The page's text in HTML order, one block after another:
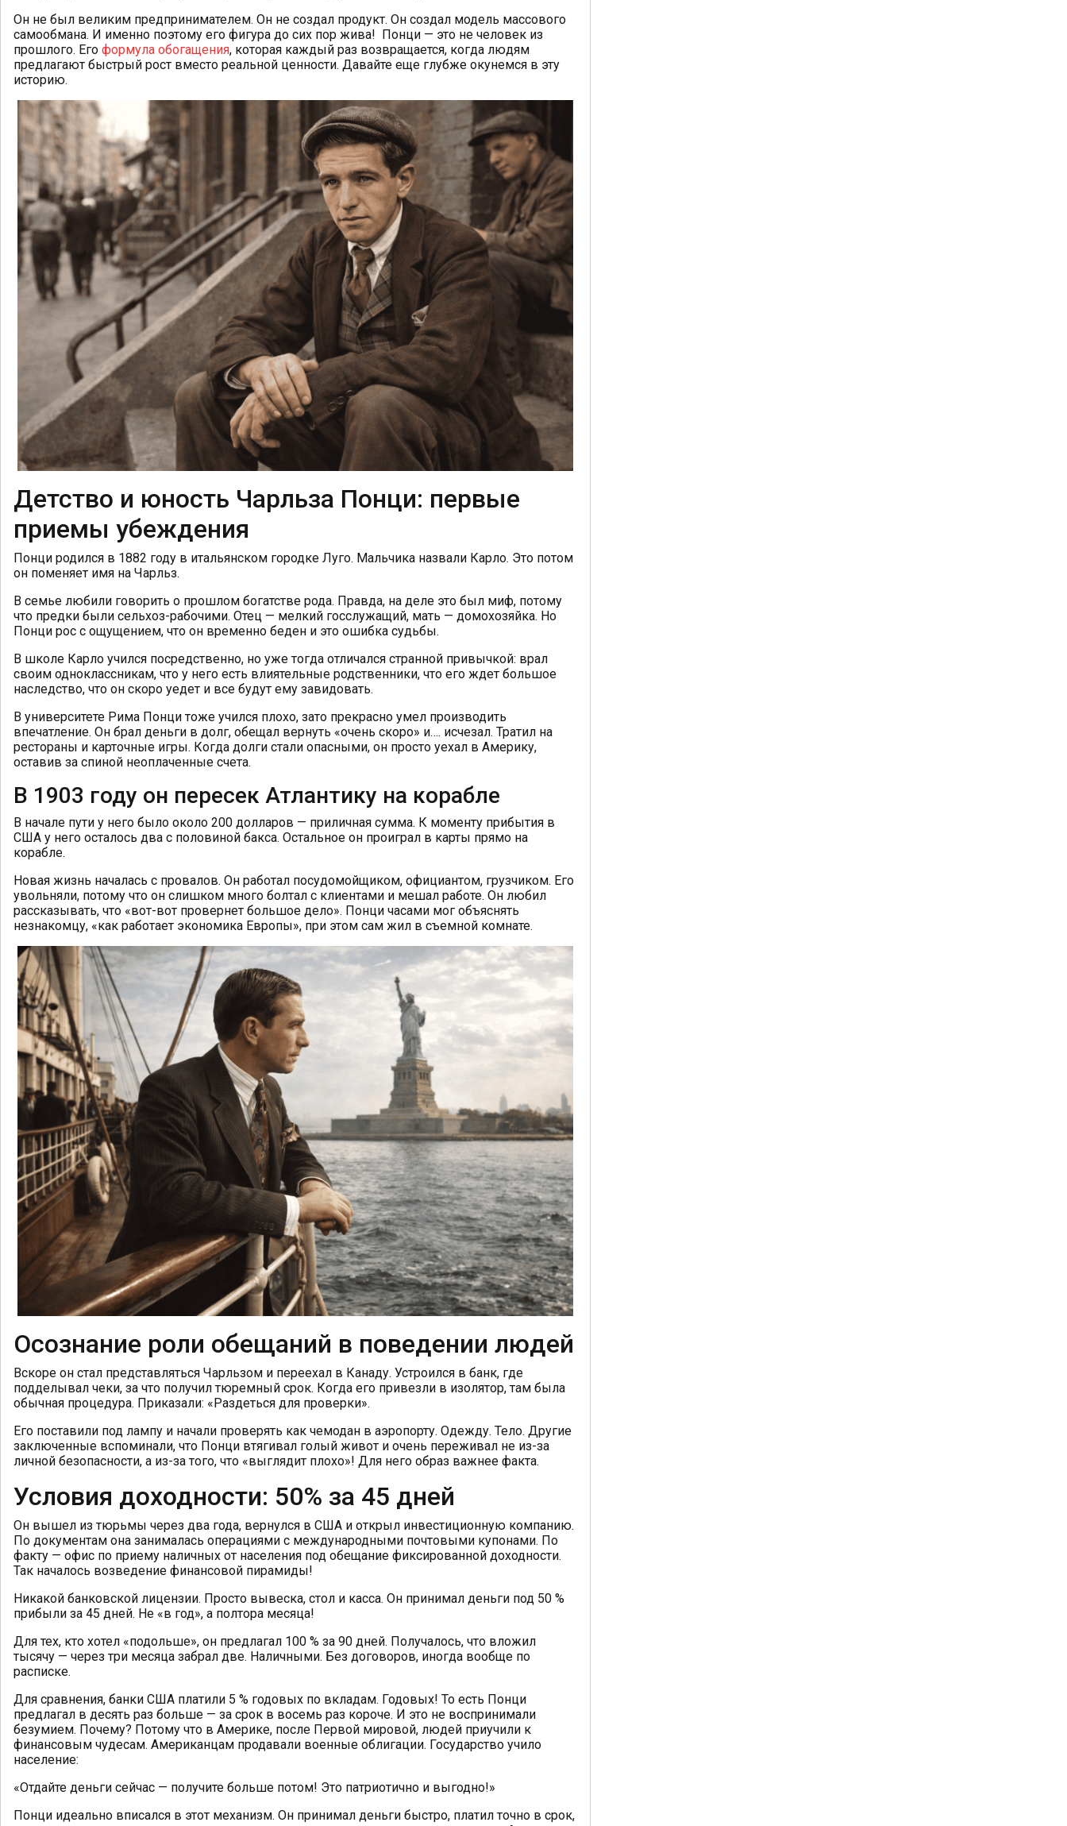
Он не был великим предпринимателем. Он не создал продукт. Он создал модель массового
самообмана. И именно поэтому его фигура до сих пор жива! Понци — это не человек из
прошлого. Его формула обогащения, которая каждый раз возвращается, когда людям
предлагают быстрый рост вместо реальной ценности. Давайте еще глубже окунемся в эту
историю.
Детство и юность Чарльза Понци: первые
приемы убеждения
Понци родился в 1882 году в итальянском городке Луго. Мальчика назвали Карло. Это потом
он поменяет имя на Чарльз.
В семье любили говорить о прошлом богатстве рода. Правда, на деле это был миф, потому
что предки были сельхоз-рабочими. Отец — мелкий госслужащий, мать — домохозяйка. Но
Понци рос с ощущением, что он временно беден и это ошибка судьбы.
В школе Карло учился посредственно, но уже тогда отличался странной привычкой: врал
своим одноклассникам, что у него есть влиятельные родственники, что его ждет большое
наследство, что он скоро уедет и все будут ему завидовать.
В университете Рима Понци тоже учился плохо, зато прекрасно умел производить
впечатление. Он брал деньги в долг, обещал вернуть «очень скоро» и…. исчезал. Тратил на
рестораны и карточные игры. Когда долги стали опасными, он просто уехал в Америку,
оставив за спиной неоплаченные счета.
В 1903 году он пересек Атлантику на корабле
В начале пути у него было около 200 долларов — приличная сумма. К моменту прибытия в
США у него осталось два с половиной бакса. Остальное он проиграл в карты прямо на
корабле.
Новая жизнь началась с провалов. Он работал посудомойщиком, официантом, грузчиком. Его
увольняли, потому что он слишком много болтал с клиентами и мешал работе. Он любил
рассказывать, что «вот-вот провернет большое дело». Понци часами мог объяснять
незнакомцу, «как работает экономика Европы», при этом сам жил в съемной комнате.
Осознание роли обещаний в поведении людей
Вскоре он стал представляться Чарльзом и переехал в Канаду. Устроился в банк, где
подделывал чеки, за что получил тюремный срок. Когда его привезли в изолятор, там была
обычная процедура. Приказали: «Раздеться для проверки».
Его поставили под лампу и начали проверять как чемодан в аэропорту. Одежду. Тело. Другие
заключенные вспоминали, что Понци втягивал голый живот и очень переживал не из-за
личной безопасности, а из-за того, что «выглядит плохо»! Для него образ важнее факта.
Условия доходности: 50% за 45 дней
Он вышел из тюрьмы через два года, вернулся в США и открыл инвестиционную компанию.
По документам она занималась операциями с международными почтовыми купонами. По
факту — офис по приему наличных от населения под обещание фиксированной доходности.
Так началось возведение финансовой пирамиды!
Никакой банковской лицензии. Просто вывеска, стол и касса. Он принимал деньги под 50 %
прибыли за 45 дней. Не «в год», а полтора месяца!
Для тех, кто хотел «подольше», он предлагал 100 % за 90 дней. Получалось, что вложил
тысячу — через три месяца забрал две. Наличными. Без договоров, иногда вообще по
расписке.
Для сравнения, банки США платили 5 % годовых по вкладам. Годовых! То есть Понци
предлагал в десять раз больше — за срок в восемь раз короче. И это не воспринимали
безумием. Почему? Потому что в Америке, после Первой мировой, людей приучили к
финансовым чудесам. Американцам продавали военные облигации. Государство учило
население:
«Отдайте деньги сейчас — получите больше потом! Это патриотично и выгодно!»
Понци идеально вписался в этот механизм. Он принимал деньги быстро, платил точно в срок,